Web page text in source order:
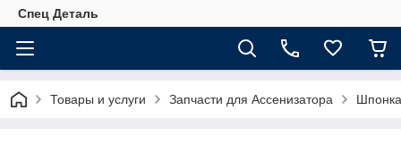
Спец Деталь
Товары и услуги Запчасти для Ассенизатора